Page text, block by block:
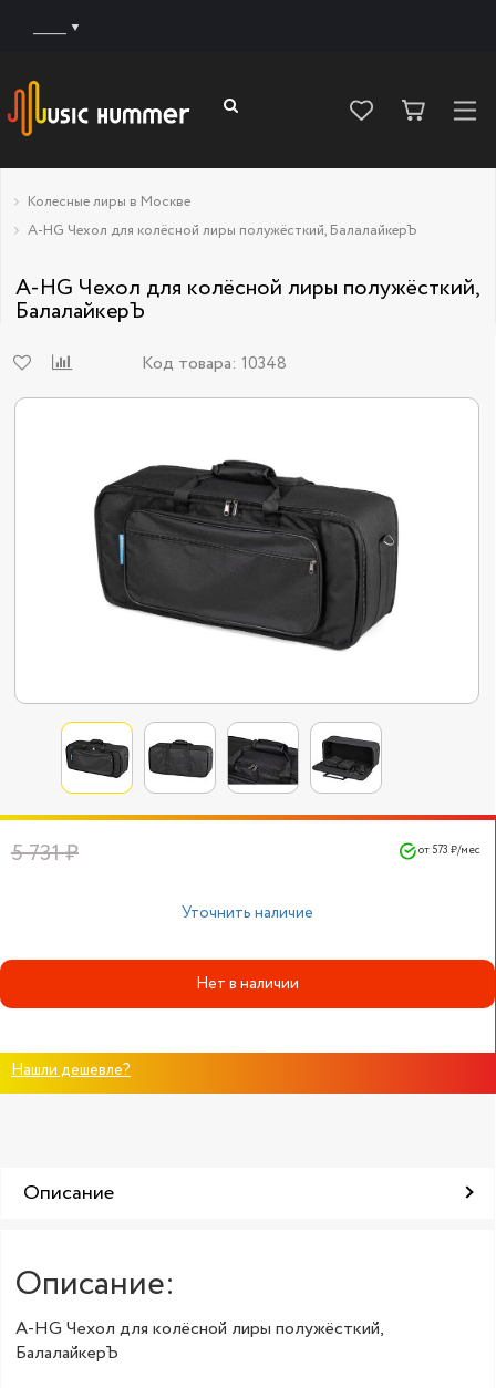
Колесные лиры в Москве
A-HG Чехол для колёсной лиры полужёсткий, БалалайкерЪ
A-HG Чехол для колёсной лиры полужёсткий,
БалалайкерЪ
Код товара: 10348
5 731 ₽ от 573 ₽/мес
Уточнить наличие
Нет в наличии
Нашли дешевле?
Описание
Описание:
A-HG Чехол для колёсной лиры полужёсткий,
БалалайкерЪ